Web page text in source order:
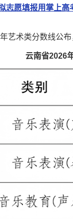
志愿填报用掌上高
术类分数线公布
云南省2026